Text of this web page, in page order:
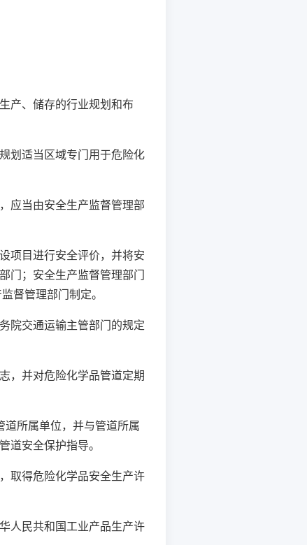
产、储存的行业规划和布
划适当区域专门用于危险化
当由安全生产监督管理部
项目进行安全评价，并将安
门；安全生产监督管理部门
督管理部门制定。
院交通运输主管部门的规定
并对危险化学品管道定期
所属单位，并与管道所属
道安全保护指导。
得危险化学品安全生产许
人民共和国工业产品生产许